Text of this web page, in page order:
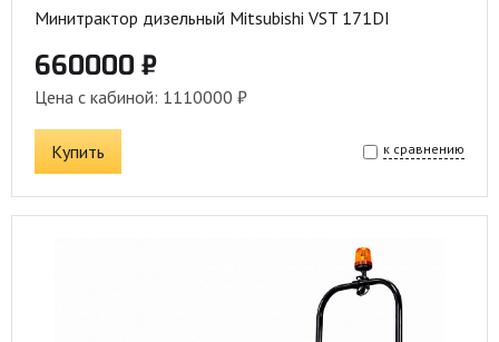
Минитрактор дизельный Mitsubishi VST 171DI
660000 ₽
Цена с кабиной: 1110000 ₽
Купить к сравнению